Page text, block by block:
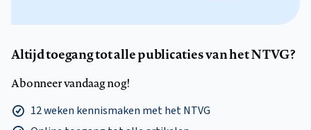
Altijd toegang tot alle publicaties van het NTVG?
Abonneer vandaag nog!
12 weken kennismaken met het NTVG